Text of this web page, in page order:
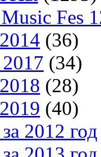
Fes
(36)
(34)
(28)
(40)
2012 год